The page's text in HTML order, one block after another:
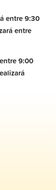
entre 9:30
entre
9:00